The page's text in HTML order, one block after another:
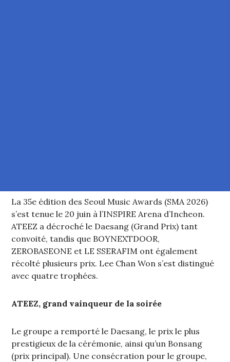
La 35e édition des Seoul Music Awards (SMA 2026)
s’est tenue le 20 juin à l’INSPIRE Arena d’Incheon.
ATEEZ a décroché le Daesang (Grand Prix) tant
convoité, tandis que BOYNEXTDOOR,
ZEROBASEONE et LE SSERAFIM ont également
récolté plusieurs prix. Lee Chan Won s’est distingué
avec quatre trophées.
ATEEZ, grand vainqueur de la soirée
Le groupe a remporté le Daesang, le prix le plus
prestigieux de la cérémonie, ainsi qu’un Bonsang
(prix principal). Une consécration pour le groupe,